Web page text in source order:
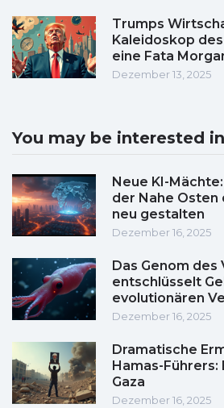
Trumps
Kaleidoskop
eine Fata
Dezember 13, 2025
You may be interested in
Neue KI-
der Nahe
neu gestalten
Dezember 16, 2025
Das Genom
entschlüsselt
evolutionären
Dezember 16, 2025
Dramatische
Hamas-
Gaza
Dezember 16, 2025